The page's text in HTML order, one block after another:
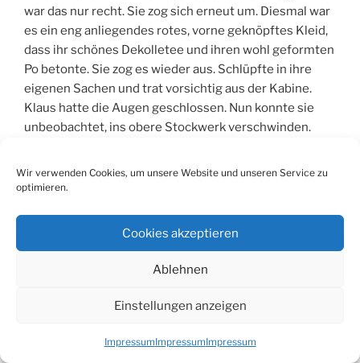
Wir verwenden Cookies, um unsere Website und unseren Service zu
optimieren.
Cookies akzeptieren
Ablehnen
Einstellungen anzeigen
ImpressumImpressumImpressum
war das nur recht. Sie zog sich erneut um. Diesmal war
es ein eng anliegendes rotes, vorne geknöpftes Kleid,
dass ihr schönes Dekolletee und ihren wohl geformten
Po betonte. Sie zog es wieder aus. Schlüpfte in ihre
eigenen Sachen und trat vorsichtig aus der Kabine.
Klaus hatte die Augen geschlossen. Nun konnte sie
unbeobachtet, ins obere Stockwerk verschwinden.
vergaß Kati alles um sich herum. Sie durchforschte die
es an. Das erste Set bestand aus einem schwarzer
Spitzenbüstenhalter und dazu passender Slip. Beides
Kleid. ,,Ihr Mann wird begeistert sein, wenn er sie damit
bewundernd ansah. Lächeln stimmte diese zu.